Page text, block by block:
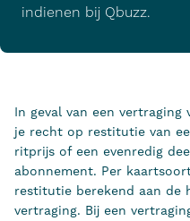
indienen bij Qbuzz.
In geval van een
je recht op restitutie van
ritprijs of een evenredig
abonnement. Per
restitutie berekend aan de
vertraging. Bij een